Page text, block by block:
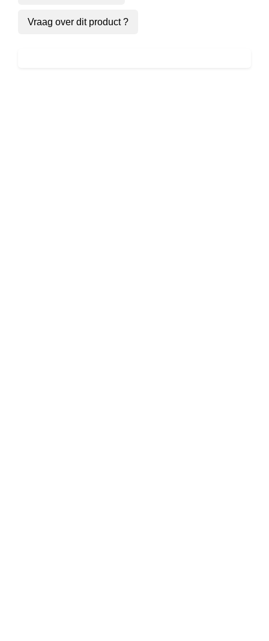
Vraag over dit product ?